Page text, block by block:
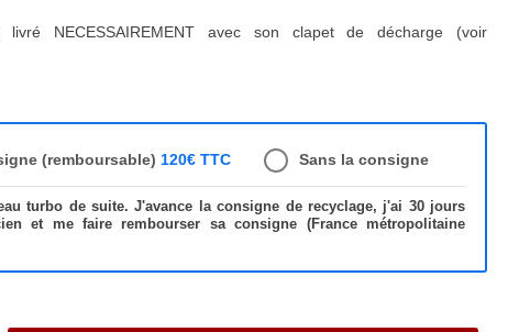
livré NECESSAIREMENT avec son clapet de décharge (voir
(remboursable) 120€ TTC Sans la consigne
turbo de suite. J'avance la consigne de recyclage, j'ai 30 jours
et me faire rembourser sa consigne (France métropolitaine